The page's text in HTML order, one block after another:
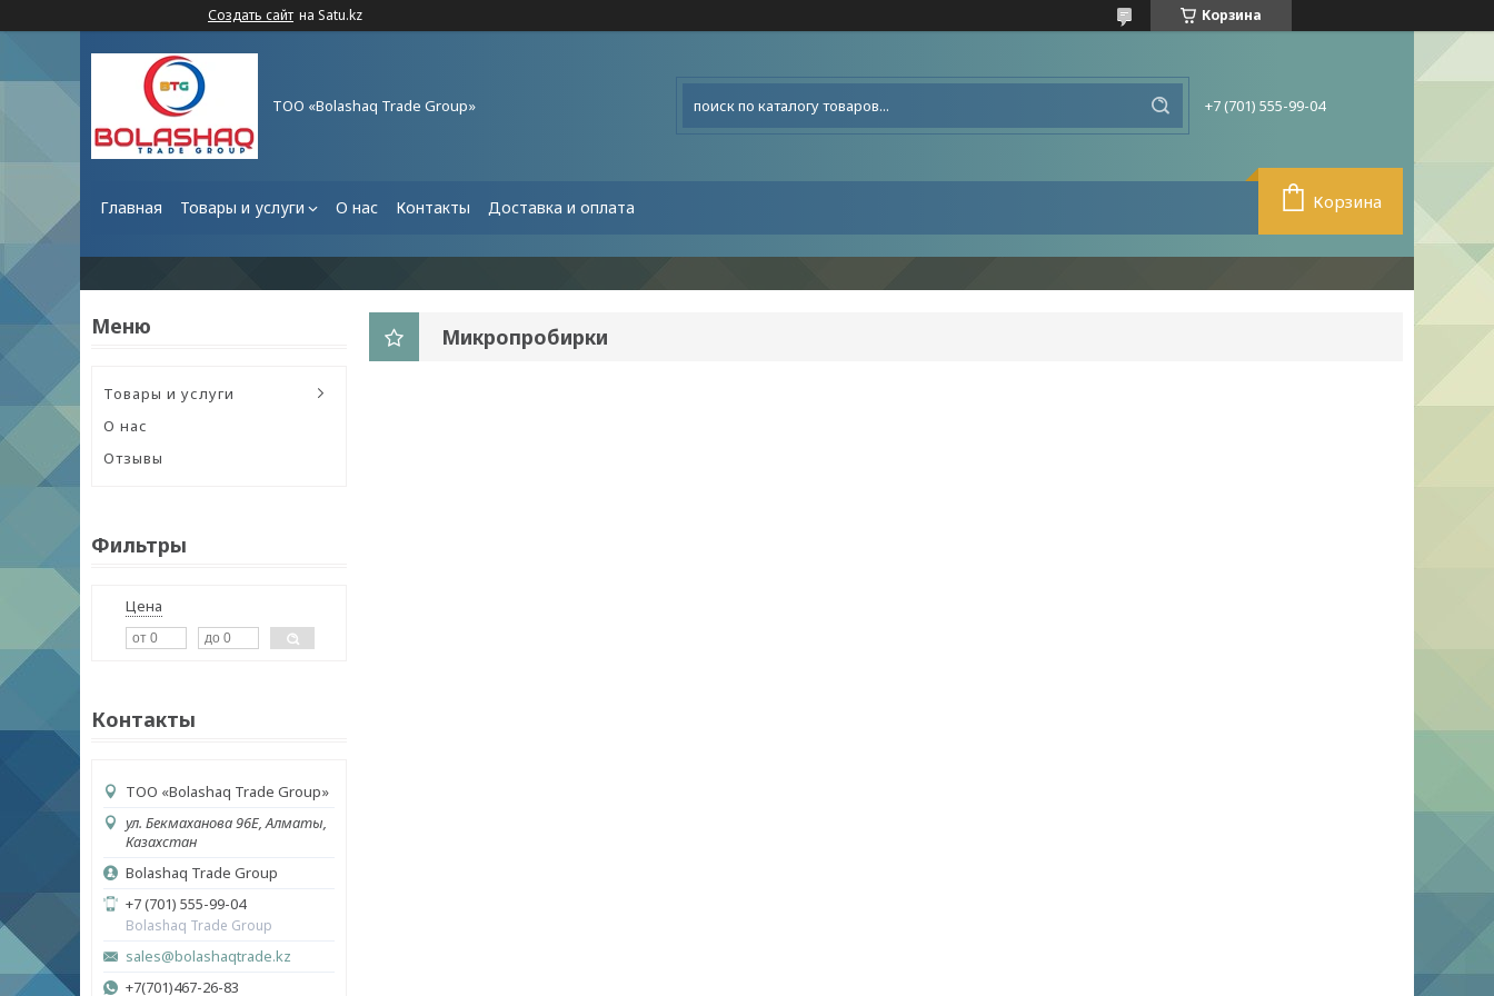
Создать сайт на Satu.kz Корзина
ТОО «Bolashaq Trade Group» +7 (701) 555-99-04
Главная Товары и услуги О нас Контакты Доставка и оплата Корзина
Товары и услуги
О нас
Отзывы
Фильтры
Цена
Контакты
ТОО «Bolashaq Trade Group»
ул. Бекмаханова 96Е, Алматы,
Казахстан
Bolashaq Trade Group
+7 (701) 555-99-04
Bolashaq Trade Group
sales@bolashaqtrade.kz
+7(701)467-26-83
Микропробирки